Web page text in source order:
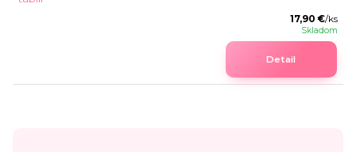
17,90 €/ks
Skladom
Detail